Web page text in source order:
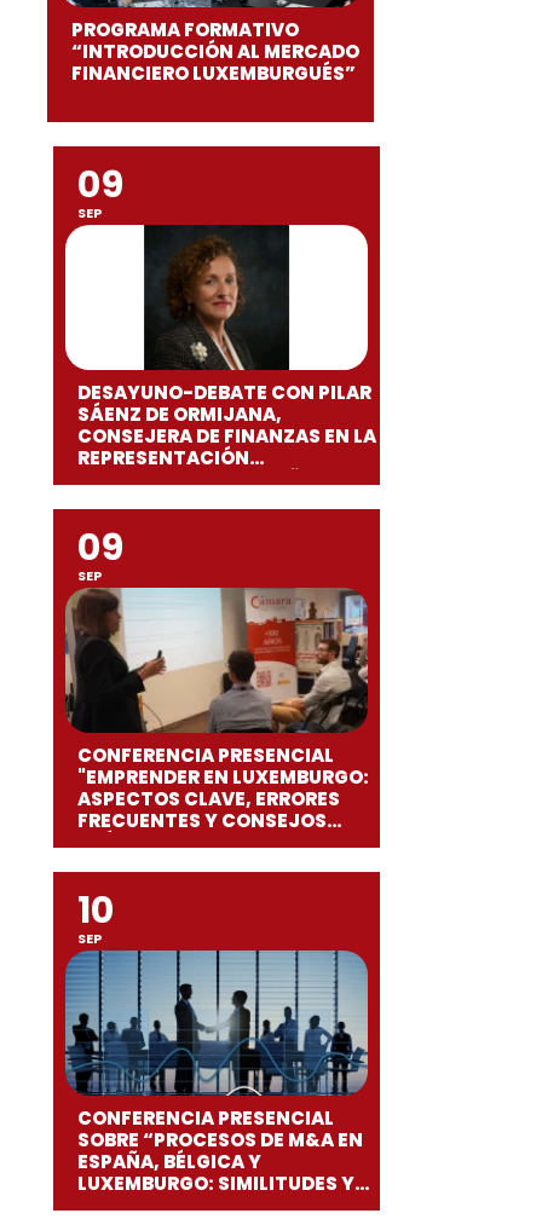
PROGRAMA FORMATIVO
“INTRODUCCIÓN AL MERCADO
FINANCIERO LUXEMBURGUÉS”
09
SEP
DESAYUNO-DEBATE CON PILAR
SÁENZ DE ORMIJANA,
CONSEJERA DE FINANZAS EN LA
REPRESENTACIÓN
PERMANENTE DE ESPAÑA ANTE
09
SEP
CONFERENCIA PRESENCIAL
"EMPRENDER EN LUXEMBURGO:
ASPECTOS CLAVE, ERRORES
FRECUENTES Y CONSEJOS
PRÁCTICOS"
10
SEP
CONFERENCIA PRESENCIAL
SOBRE “PROCESOS DE M&A EN
ESPAÑA, BÉLGICA Y
LUXEMBURGO: SIMILITUDES Y
DIFERENCIAS”